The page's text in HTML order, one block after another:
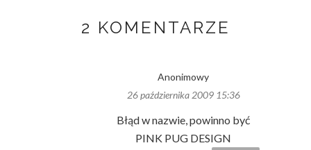
2 KOMENTARZE
Anonimowy
26 października 2009 15:36
Błąd w nazwie, powinno być
PINK PUG DESIGN